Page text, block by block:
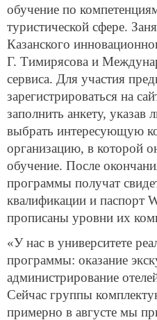
обучение по
туристической сфере.
Казанского
Г. Тимирясова и
сервиса. Для участия
зарегистрироваться на
заполнить анкету,
выбрать интересующую
организацию, в которой
обучение. После
программы получат
квалификации и паспорт
прописаны уровни их
«У нас в университете
программы: оказание
администрирование
Сейчас группы
примерно в августе мы